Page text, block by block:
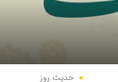
حدیث روز